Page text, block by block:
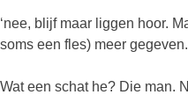
‘nee, blijf maar liggen hoor.
soms een fles) meer
Wat een schat he? Die man.